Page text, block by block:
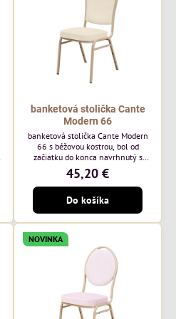
každodenné...
banketová stolička Cante
Modern 66
banketová stolička Cante Modern
66 s béžovou kostrou, bol od
začiatku do konca navrhnutý s
ohľadom na elegantné a
sofistikované priestory pre
pohostinstvá. Má béžový rám a
čalúnenie Soro 02 od poľskej
značky Davis – béžová farba s
mäkkým povrchom je ideálna do
svetlých priestorov. Stolička
kombinuje klasický dizajn s
modernou funkčnosťou. Je odolná,
pohodlná a pripravená na
každodenné použitie...
45,20 €
Do košíka
NOVINKA